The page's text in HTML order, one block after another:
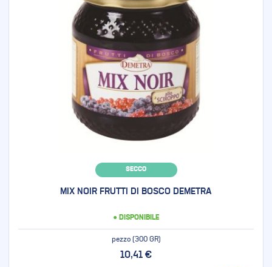
SECCO
MIX NOIR FRUTTI DI BOSCO DEMETRA
● DISPONIBILE
pezzo (300 GR)
10,41 €